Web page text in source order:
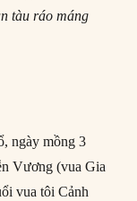
tàu ráo máng
ngày mồng 3
Vương (vua Gia
vua tôi Cảnh